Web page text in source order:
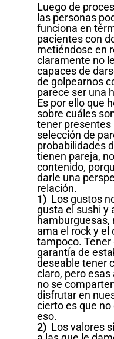
Luego de
las personas
funciona en
pacientes con
metiéndose en
claramente no
capaces de
de golpearnos
parece ser una
Es por ello que
sobre cuáles
tener presentes
selección de
probabilidades
tienen pareja,
contenido,
darle una
relación.
1) Los gustos
gusta el sushi y
hamburguesas,
ama el rock y el
tampoco.
garantía de
deseable tener
claro, pero
no se
disfrutar en
cierto es que
eso.
2) Los valores